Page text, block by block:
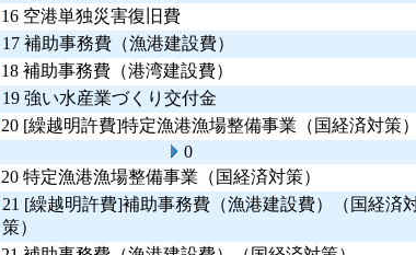
16 空港単独災害復旧費
17 補助事務費（漁港建設費）
18 補助事務費（港湾建設費）
19 強い水産業づくり交付金
20 [繰越明許費]特定漁港漁場整備事業（国経済対策）
0
20 特定漁港漁場整備事業（国経済対策）
21 [繰越明許費]補助事務費（漁港建設費）（国経済
策）